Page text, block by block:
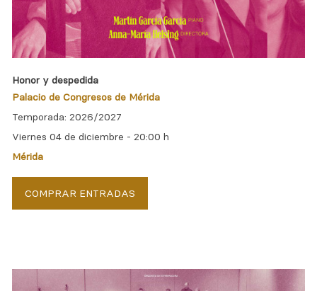
Honor y despedida
Palacio de Congresos de Mérida
Temporada: 2026/2027
Viernes 04 de diciembre -20:00 h
Mérida
COMPRAR ENTRADAS